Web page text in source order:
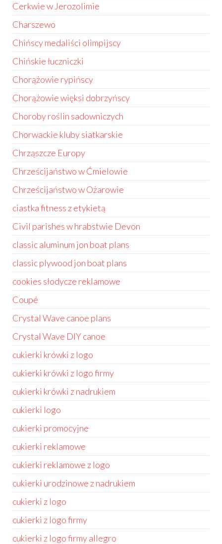
Cerkwie w Jerozolimie
Charszewo
Chińscy medaliści olimpijscy
Chińskie łuczniczki
Chorążowie rypińscy
Chorążowie więksi dobrzyńscy
Choroby roślin sadowniczych
Chorwackie kluby siatkarskie
Chrząszcze Europy
Chrześcijaństwo w Ćmielowie
Chrześcijaństwo w Ożarowie
ciastka fitness z etykietą
Civil parishes w hrabstwie Devon
classic aluminum jon boat plans
classic plywood jon boat plans
cookies słodycze reklamowe
Coupé
Crystal Wave canoe plans
Crystal Wave DIY canoe
cukierki krówki z logo
cukierki krówki z logo firmy
cukierki krówki z nadrukiem
cukierki logo
cukierki promocyjne
cukierki reklamowe
cukierki reklamowe z logo
cukierki urodzinowe z nadrukiem
cukierki z logo
cukierki z logo firmy
cukierki z logo firmy allegro